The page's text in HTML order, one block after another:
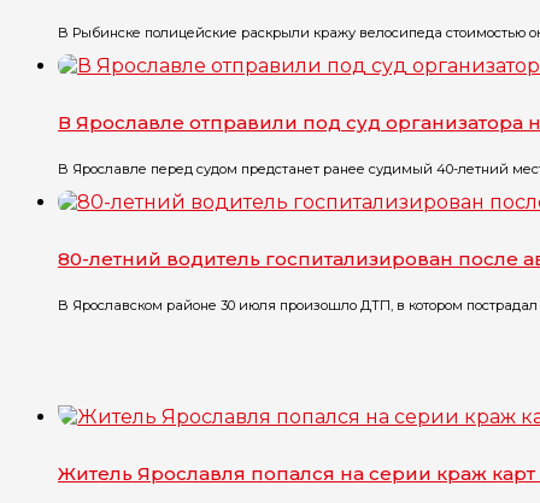
В Рыбинске полицейские раскрыли кражу велосипеда стоимостью
В Ярославле отправили под суд организатора
В Ярославле перед судом предстанет ранее судимый 40-летний
80-летний водитель госпитализирован после
В Ярославском районе 30 июля произошло ДТП, в котором
Житель Ярославля попался на серии краж карт